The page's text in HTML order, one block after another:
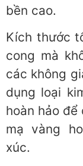
bền cao.
Kích thước
cong mà
các không
dụng loại
hoàn hảo
mạ vàng
xúc.